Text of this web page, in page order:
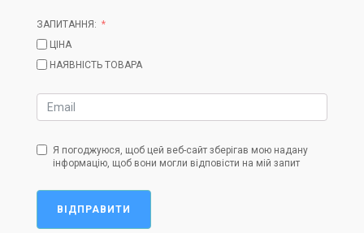
ЗАПИТАННЯ:
ЦІНА
НАЯВНІСТЬ ТОВАРА
Я погоджуюся, щоб цей веб-сайт зберігав мою надану
інформацію, щоб вони могли відповісти на мій запит
ВІДПРАВИТИ